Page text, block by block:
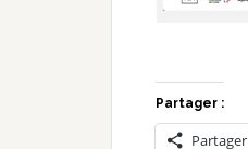
Partager :
Partager